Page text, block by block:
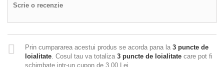
Scrie o recenzie
Prin cumpararea acestui produs se acorda pana la 3 puncte de
loialitate. Cosul tau va totaliza 3 puncte de loialitate care pot fi
schimbate intr-un cupon de 3,00 Lei